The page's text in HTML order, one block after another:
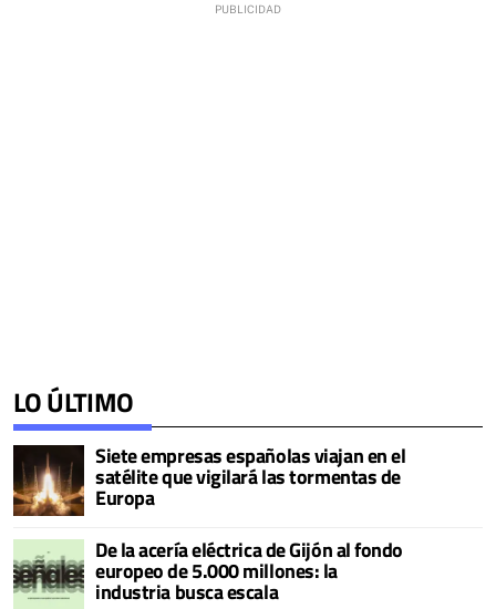
LO ÚLTIMO
Siete empresas españolas viajan en el
satélite que vigilará las tormentas de
Europa
De la acería eléctrica de Gijón al fondo
europeo de 5.000 millones: la
industria busca escala